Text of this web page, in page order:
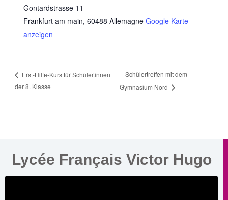
Gontardstrasse 11
Frankfurt am main, 60488 Allemagne Google Karte
anzeigen
Erst-Hilfe-Kurs für Schüler.innen
der 8. Klasse
Schülertreffen mit dem
Gymnasium Nord
Lycée Français Victor Hugo